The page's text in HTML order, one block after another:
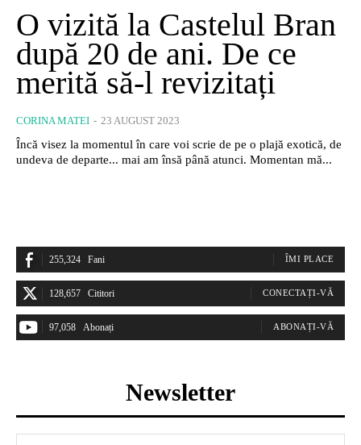
O vizită la Castelul Bran
după 20 de ani. De ce
merită să-l revizitați
CORINA MATEI - 23 AUGUST 2023
Încă visez la momentul în care voi scrie de pe o plajă exotică, de
undeva de departe... mai am însă până atunci. Momentan mă...
255,324 Fani ÎMI PLACE
128,657 Cititori CONECTAȚI-VĂ
97,058 Abonați ABONAȚI-VĂ
Newsletter